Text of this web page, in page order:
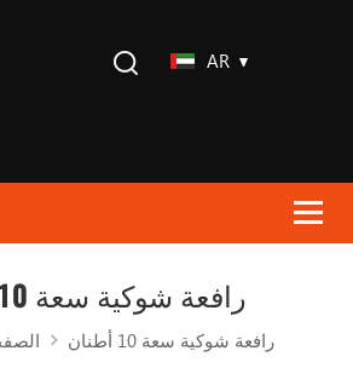
AR
رافعة شوكية سعة 10 أطنان
رافعة شوكية سعة 10 أطنان